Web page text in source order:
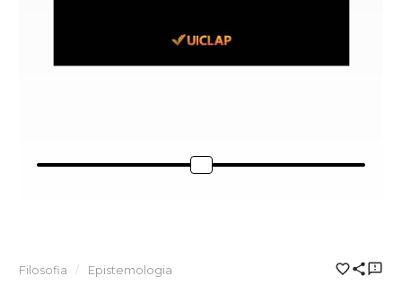
Filosofia Epistemologia